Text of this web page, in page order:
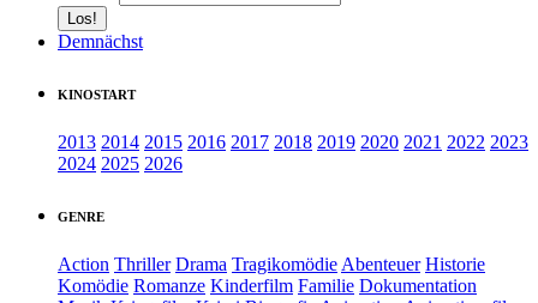
Demnächst
KINOSTART
2013 2014 2015 2016 2017 2018 2019 2020 2021 2022 2023
2024 2025 2026
GENRE
Action Thriller Drama Tragikomödie Abenteuer Historie
Komödie Romanze Kinderfilm Familie Dokumentation